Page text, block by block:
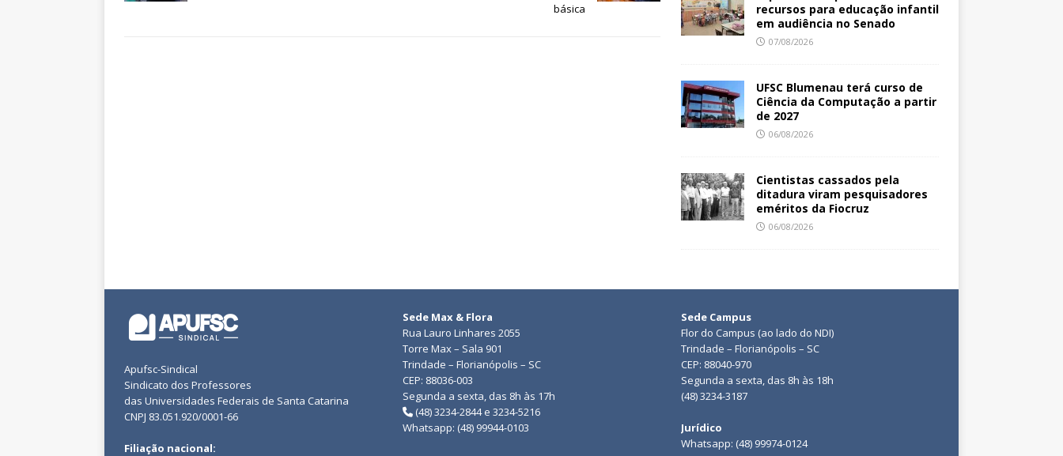
básica
recursos para educação infantil
em audiência no Senado
07/08/2026
UFSC Blumenau terá curso de
Ciência da Computação a partir
de 2027
06/08/2026
Cientistas cassados pela
ditadura viram pesquisadores
eméritos da Fiocruz
06/08/2026
Apufsc-Sindical
Sindicato dos Professores
das Universidades Federais de Santa Catarina
CNPJ 83.051.920/0001-66
Filiação nacional:
Sede Max & Flora
Rua Lauro Linhares 2055
Torre Max – Sala 901
Trindade – Florianópolis – SC
CEP: 88036-003
Segunda a sexta, das 8h às 17h
(48) 3234-2844 e 3234-5216
Whatsapp: (48) 99944-0103
Sede Campus
Flor do Campus (ao lado do NDI)
Trindade – Florianópolis – SC
CEP: 88040-970
Segunda a sexta, das 8h às 18h
(48) 3234-3187
Jurídico
Whatsapp: (48) 99974-0124